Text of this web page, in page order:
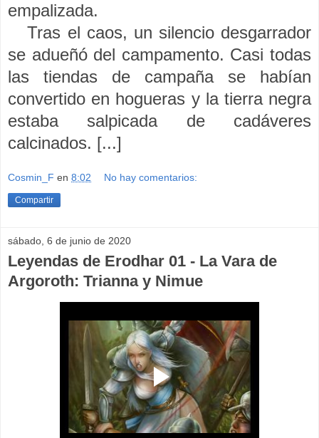
empalizada.
Tras el caos, un silencio desgarrador
se adueñó del campamento. Casi todas
las tiendas de campaña se habían
convertido en hogueras y la tierra negra
estaba salpicada de cadáveres
calcinados. [...]
Cosmin_F en 8:02 No hay comentarios:
Compartir
sábado, 6 de junio de 2020
Leyendas de Erodhar 01 - La Vara de
Argoroth: Trianna y Nimue